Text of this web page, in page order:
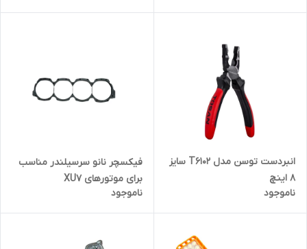
انبردست توسن مدل T6102 سایز
8 اینچ
ناموجود
فیکسچر نانو سرسیلندر مناسب
برای موتورهای XU7
ناموجود